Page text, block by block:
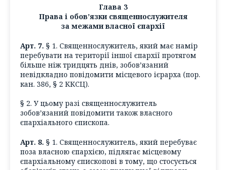
Глава 3
Права і обов’язки священнослужителя
за межами власної єпархії
Арт. 7. § 1. Священнослужитель, який має намір
перебувати на території іншої єпархії протягом
більше ніж тридцять днів, зобов’язаний
невідкладно повідомити місцевого ієрарха (пор.
кан. 386, § 2 ККСЦ).
§ 2. У цьому разі священнослужитель
зобов’язаний повідомити також власного
єпархіального єпископа.
Арт. 8. § 1. Священнослужитель, який перебуває
поза власною єпархією, підлягає місцевому
єпархіальному єпископові в тому, що стосується